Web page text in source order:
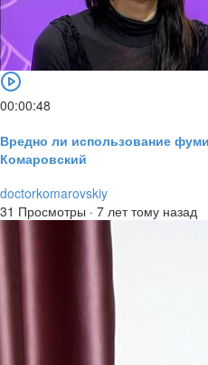
00:00:48
Вредно ли использование
Комаровский
doctorkomarovskiy
31 Просмотры · 7 лет тому назад